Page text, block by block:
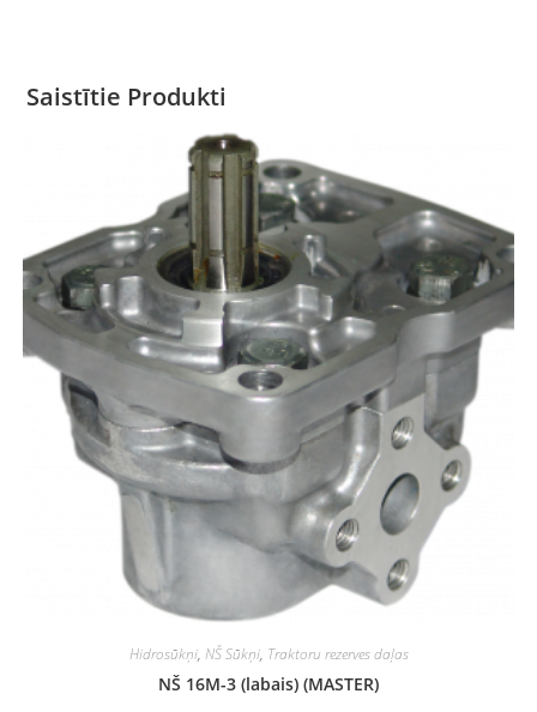
Saistītie Produkti
Hidrosūkņi, NŠ Sūkņi, Traktoru rezerves daļas
NŠ 16M-3 (labais) (MASTER)